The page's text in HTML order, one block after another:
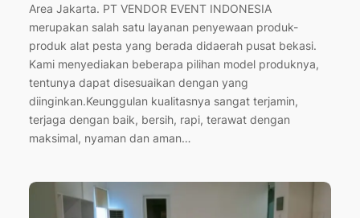
Area Jakarta. PT VENDOR EVENT INDONESIA
merupakan salah satu layanan penyewaan produk-
produk alat pesta yang berada didaerah pusat bekasi.
Kami menyediakan beberapa pilihan model produknya,
tentunya dapat disesuaikan dengan yang
diinginkan.Keunggulan kualitasnya sangat terjamin,
terjaga dengan baik, bersih, rapi, terawat dengan
maksimal, nyaman dan aman…